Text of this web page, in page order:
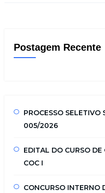
Postagem Recente
PROCESSO SELETIVO
005/2026
EDITAL DO CURSO DE
COC I
CONCURSO INTERNO